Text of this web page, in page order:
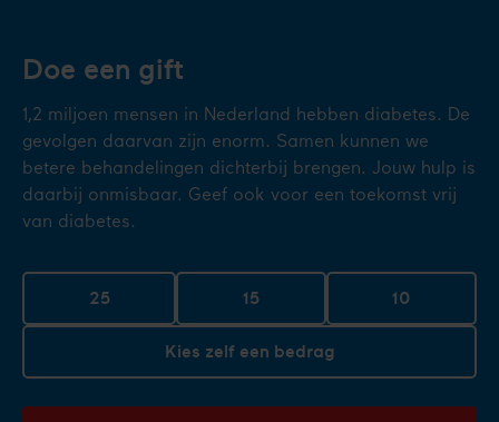
Doe een gift
1,2 miljoen mensen in Nederland hebben diabetes. De
gevolgen daarvan zijn enorm. Samen kunnen we
betere behandelingen dichterbij brengen. Jouw hulp is
daarbij onmisbaar. Geef ook voor een toekomst vrij
van diabetes.
25 15 10
Kies zelf een bedrag